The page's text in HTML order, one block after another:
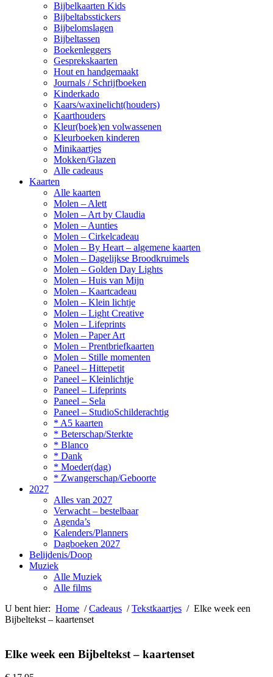
Bijbelkaarten Kids
Bijbeltabsstickers
Bijbelomslagen
Bijbeltassen
Boekenleggers
Gesprekskaarten
Hout en handgemaakt
Journals / Schrijfboeken
Kinderkado
Kaars/waxinelicht(houders)
Kaarthouders
Kleur(boek)en volwassenen
Kleurboeken kinderen
Minikaartjes
Mokken/Glazen
Alle cadeaus
Kaarten
Alle kaarten
Molen – Alett
Molen – Art by Claudia
Molen – Aunties
Molen – Cirkelcadeau
Molen – By Heart – algemene kaarten
Molen – Dagelijkse Broodkruimels
Molen – Golden Day Lights
Molen – Huis van Mijn
Molen – Kaartcadeau
Molen – Klein lichtje
Molen – Light Creative
Molen – Lifeprints
Molen – Paper Art
Molen – Prentbriefkaarten
Molen – Stille momenten
Paneel – Hittepetit
Paneel – Kleinlichtje
Paneel – Lifeprints
Paneel – Sela
Paneel – StudioSchilderachtig
* A5 kaarten
* Beterschap/Sterkte
* Blanco
* Dank
* Moeder(dag)
* Zwangerschap/Geboorte
2027
Alles van 2027
Verwacht – bestelbaar
Agenda’s
Kalenders/Planners
Dagboeken 2027
Belijdenis/Doop
Muziek
Alle Muziek
Alle films
U bent hier: Home /Cadeaus /Tekstkaartjes / Elke week een
Bijbeltekst – kaartenset
Elke week een Bijbeltekst – kaartenset